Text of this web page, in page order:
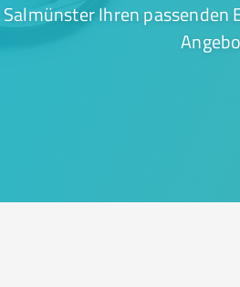
Salmünster Ihren passenden